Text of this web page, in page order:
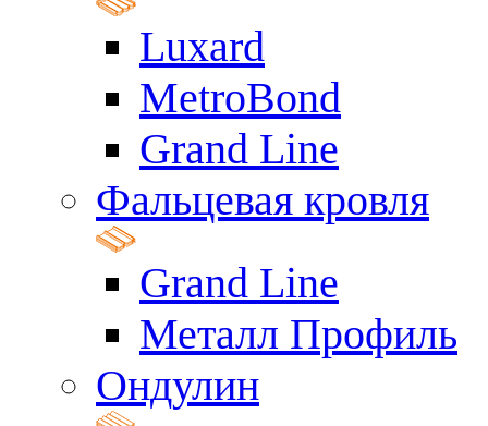
Luxard
MetroBond
Grand Line
Фальцевая кровля
Grand Line
Металл Профиль
Ондулин